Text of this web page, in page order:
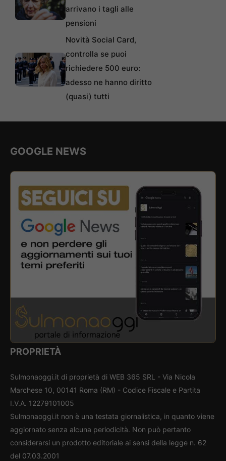
arrivano i tagli alle
pensioni
Novità Social Card,
controlla se puoi
richiedere 500 euro:
adesso ne hanno diritto
(quasi) tutti
GOOGLE NEWS
PROPRIETÀ
Sulmonaoggi.it di proprietà di WEB 365 SRL - Via Nicola
Marchese 10, 00141 Roma (RM) - Codice Fiscale e Partita
I.V.A. 12279101005
Sulmonaoggi.it non è una testata giornalistica, in quanto viene
aggiornato senza alcuna periodicità. Non può pertanto
considerarsi un prodotto editoriale ai sensi della legge n. 62
del 07.03.2001